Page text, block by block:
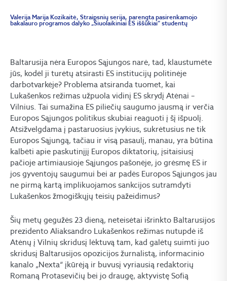
Valerija Marija Kozikaitė, Straipsnių serija, parengta pasirenkamojo
bakalauro programos dalyko „Šiuolaikiniai ES iššūkiai“ studentų
Baltarusija nėra Europos Sąjungos narė, tad, klaustumėte
jūs, kodėl ji turėtų atsirasti ES institucijų politinėje
darbotvarkėje? Problema atsiranda tuomet, kai
Lukašenkos režimas užpuola vidinį ES skrydį Atėnai –
Vilnius. Tai sumažina ES piliečių saugumo jausmą ir verčia
Europos Sąjungos politikus skubiai reaguoti į šį išpuolį.
Atsižvelgdama į pastaruosius įvykius, sukrėtusius ne tik
Europos Sąjungą, tačiau ir visą pasaulį, manau, yra būtina
kalbėti apie paskutinįjį Europos diktatorių, įsitaisiusį
pačioje artimiausioje Sąjungos pašonėje, jo grėsmę ES ir
jos gyventojų saugumui bei ar padės Europos Sąjungos jau
ne pirmą kartą implikuojamos sankcijos sutramdyti
Lukašenkos žmogiškųjų teisių pažeidimus?
Šių metų gegužės 23 dieną, neteisėtai išrinkto Baltarusijos
prezidento Aliaksandro Lukašenkos režimas nutupdė iš
Atėnų į Vilnių skridusį lėktuvą tam, kad galėtų suimti juo
skridusį Baltarusijos opozicijos žurnalistą, informacinio
kanalo „Nexta“ įkūrėją ir buvusį vyriausią redaktorių
Romaną Protasevičių bei jo draugę, aktyvistę Sofią